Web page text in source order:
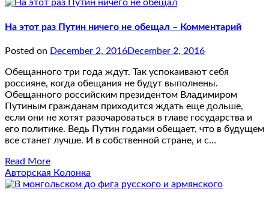
На этот раз Путин ничего не обещал – Комментарий
Posted on December 2, 2016December 2, 2016
Обещанного три года ждут. Так успокаивают себя
россияне, когда обещания не будут выполнены.
Обещанного российским президентом Владимиром
Путиным гражданам приходится ждать еще дольше,
если они не хотят разочароваться в главе государства и
его политике. Ведь Путин годами обещает, что в будущем
все станет лучше. И в собственной стране, и с…
Read More
Авторская Колонка